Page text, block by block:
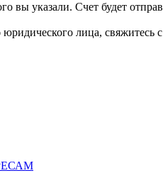
вы указали. Счет будет
юридического лица,